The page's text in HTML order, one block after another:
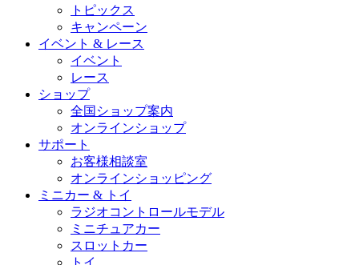
トピックス
キャンペーン
イベント & レース
イベント
レース
ショップ
全国ショップ案内
オンラインショップ
サポート
お客様相談室
オンラインショッピング
ミニカー & トイ
ラジオコントロールモデル
ミニチュアカー
スロットカー